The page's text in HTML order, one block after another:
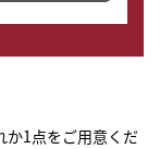
か1点をご用意くだ